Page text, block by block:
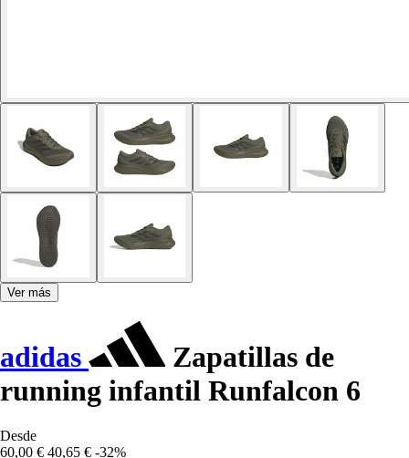
Ver más
adidas
Zapatillas de
running infantil Runfalcon 6
Desde
60,00 € 40,65 € -32%